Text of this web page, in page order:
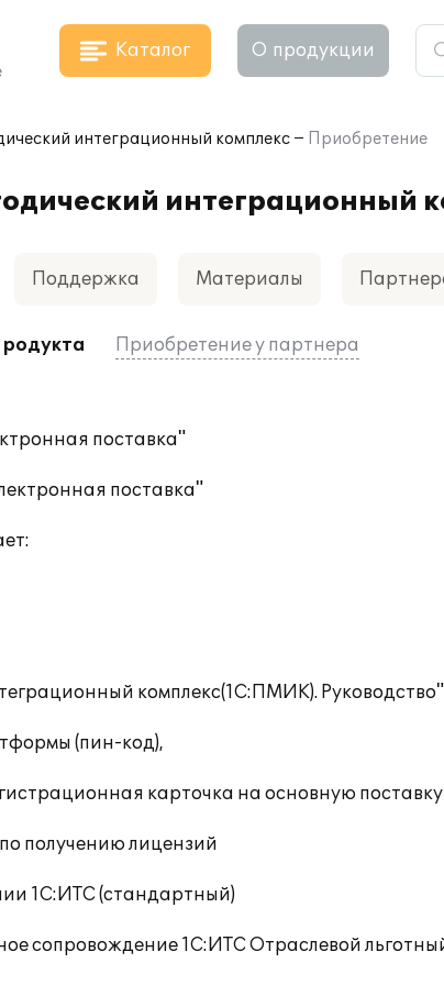
Каталог О продукции
интеграционный комплекс Приобретение
интеграционный
Поддержка Материалы
Приобретение у партнера
поставка"
поставка"
комплекс(1С:ПМИК). Руководство"
(пин-код),
карточка на основную поставку
получению лицензий
1С:ИТС (стандартный)
сопровождение 1С:ИТС Отраслевой